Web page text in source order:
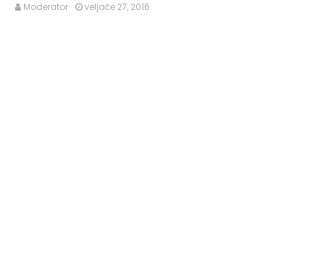
Moderator veljače 27, 2016